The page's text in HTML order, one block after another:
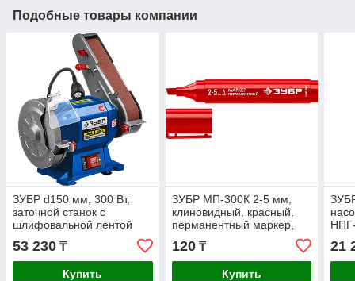
Подобные товары компании
ЗУБР d150 мм, 300 Вт,
заточной станок с
шлифовальной лентой
53 230 ₸
Купить
ЗУБР МП-300К 2-5 мм,
клиновидный, красный,
перманентный маркер,
Профессионал (06323-3)
120₸
Купить
21